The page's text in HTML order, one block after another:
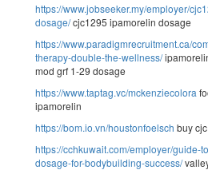
https://www.jobseeker.my/employer/
dosage/cjc1295 ipamorelin dosage
https://www.paradigmrecruitment.ca/
therapy-double-the-wellness/
mod grf 1-29 dosage
https://www.taptag.vc/mckenziecolora
ipamorelin
https://bom.io.vn/houstonfoelsch buy
https://cchkuwait.com/employer/guide-
dosage-for-bodybuilding-success/